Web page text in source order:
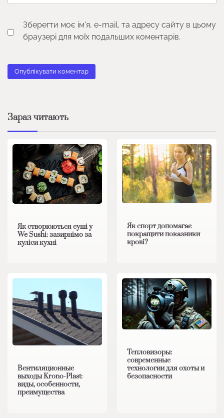
Зберегти моє ім'я, e-mail, та адресу сайту в цьому
браузері для моїх подальших коментарів.
Зараз читають
Як створюються суші у
We Sushi: зазирнімо за
куліси кухні
Як спорт допомагає
покращити показники
крові?
Вентиляционные
выходы Krono-Plast:
виды, особенности,
преимущества
Тепловизоры:
современные
технологии для охоты и
безопасности